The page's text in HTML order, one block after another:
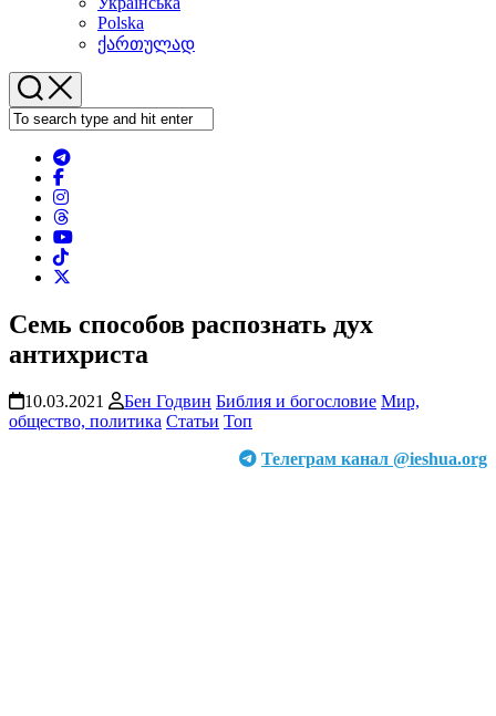
Polska
ქართულად
Семь способов распознать дух
антихриста
10.03.2021 Бен Годвин Библия и богословие Мир,
общество, политика Статьи Топ
Телеграм канал @ieshua.org